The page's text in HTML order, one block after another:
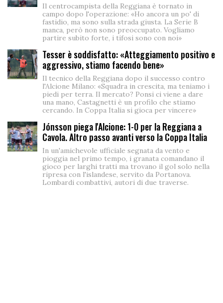
Il centrocampista della Reggiana è tornato in
campo dopo l'operazione: «Ho ancora un po' di
fastidio, ma sono sulla strada giusta. La Serie B
manca, però non sono preoccupato. Vogliamo
partire subito forte, i tifosi sono con noi»
Tesser è soddisfatto: «Atteggiamento positivo e
aggressivo, stiamo facendo bene»
Il tecnico della Reggiana dopo il successo contro
l'Alcione Milano: «Squadra in crescita, ma teniamo i
piedi per terra. Il mercato? Ponsi ci viene a dare
una mano, Castagnetti è un profilo che stiamo
cercando. In Coppa Italia si gioca per vincere»
Jónsson piega l'Alcione: 1-0 per la Reggiana a
Cavola. Altro passo avanti verso la Coppa Italia
In un'amichevole ufficiale segnata da vento e
pioggia nel primo tempo, i granata comandano il
gioco per larghi tratti ma trovano il gol solo nella
ripresa con l'islandese, servito da Portanova.
Lombardi combattivi, autori di due traverse.